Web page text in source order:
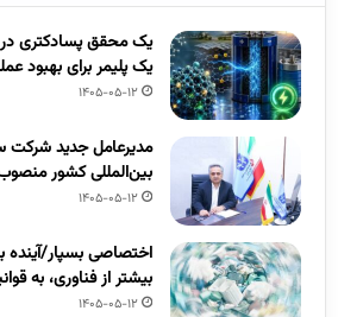
یک محقق پسادکتری
یک پلیمر برای بهبود
1405-05-12
مدیرعامل جدید شرکت
بین‌المللی کشور
1405-05-12
اختصاصی بسپار/آینده
بیشتر از فناوری، به
1405-05-12